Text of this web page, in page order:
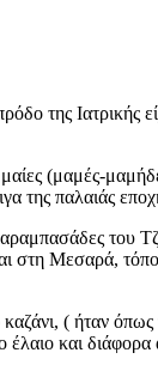
της Ιατρικής
(μαμές-
παλαιάς
στη Μεσαρά,
( ήταν
έλαιο και